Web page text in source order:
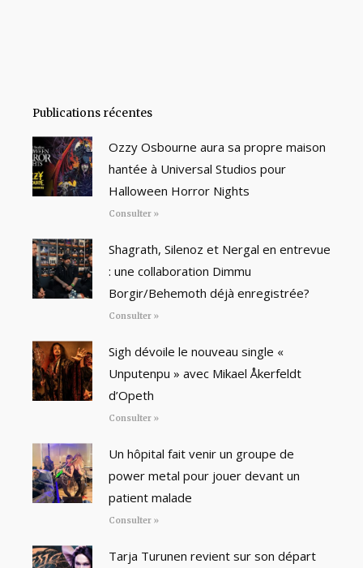
Publications récentes
Ozzy Osbourne aura sa propre maison
hantée à Universal Studios pour
Halloween Horror Nights
Consulter »
Shagrath, Silenoz et Nergal en entrevue
: une collaboration Dimmu
Borgir/Behemoth déjà enregistrée?
Consulter »
Sigh dévoile le nouveau single «
Unputenpu » avec Mikael Åkerfeldt
d’Opeth
Consulter »
Un hôpital fait venir un groupe de
power metal pour jouer devant un
patient malade
Consulter »
Tarja Turunen revient sur son départ